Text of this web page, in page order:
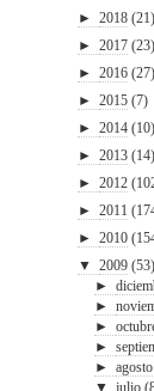
► 2018 (21)
► 2017 (23)
► 2016 (27)
► 2015 (7)
► 2014 (10)
► 2013 (14)
► 2012
► 2011
► 2010
▼ 2009 (53)
►
►
►
►
►agosto
▼julio